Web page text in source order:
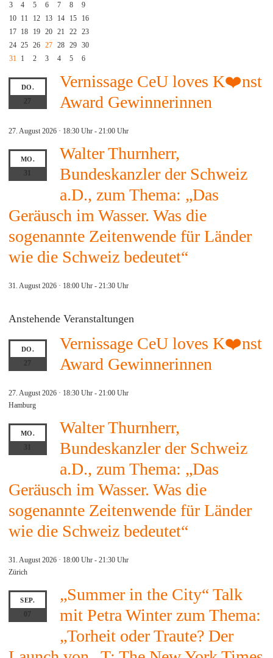
3
4 5 6 7 8
9
10 11 12 13 14 15
16
17 18 19 20 21 22 23
24 25 26 27 28 29 30
31 1 2 3 4 5 6
DO.
27
Vernissage CeU loves K❤️nst
Award Gewinnerinnen
27. August 2026 · 18:30 Uhr - 21:00 Uhr
MO.
Walter Thurnherr,
Bundeskanzler der Schweiz
a.D., zum Thema: „Das
Geräusch im Wasser. Was die
sogenannte Zeitenwende für Länder
wie die Schweiz bedeutet“
31. August 2026 · 18:00 Uhr - 21:30 Uhr
Anstehende Veranstaltungen
DO.
27
Vernissage CeU loves K❤️nst
Award Gewinnerinnen
27. August 2026 · 18:30 Uhr - 21:00 Uhr
Hamburg
MO.
Walter Thurnherr,
Bundeskanzler der Schweiz
a.D., zum Thema: „Das
Geräusch im Wasser. Was die
sogenannte Zeitenwende für Länder
wie die Schweiz bedeutet“
31. August 2026 · 18:00 Uhr - 21:30 Uhr
Zürich
SEP.
07
„Summer in the City“ Talk
mit Petra Winter zum Thema:
„Torheit oder Traute? Der